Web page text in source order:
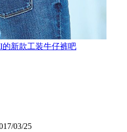
的新款工装牛仔裤吧
03/25